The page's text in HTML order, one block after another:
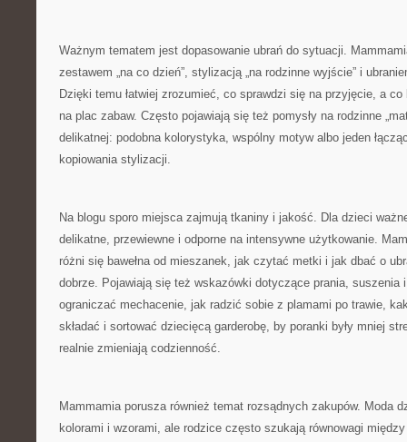
Ważnym tematem jest dopasowanie ubrań do sytuacji.
zestawem „na co dzień”, stylizacją „na rodzinne wyjście” i
Dzięki temu łatwiej zrozumieć, co sprawdzi się na przyjęcie, a
na plac zabaw. Często pojawiają się też pomysły na rodzinne
delikatnej: podobna kolorystyka, wspólny motyw albo jeden
kopiowania stylizacji.
Na blogu sporo miejsca zajmują tkaniny i jakość. Dla dzieci
delikatne, przewiewne i odporne na intensywne użytkowanie.
różni się bawełna od mieszanek, jak czytać metki i jak dbać o
dobrze. Pojawiają się też wskazówki dotyczące prania, suszenia
ograniczać mechacenie, jak radzić sobie z plamami po trawie,
składać i sortować dziecięcą garderobę, by poranki były mniej
realnie zmieniają codzienność.
Mammamia porusza również temat rozsądnych zakupów. Moda
kolorami i wzorami, ale rodzice często szukają równowagi